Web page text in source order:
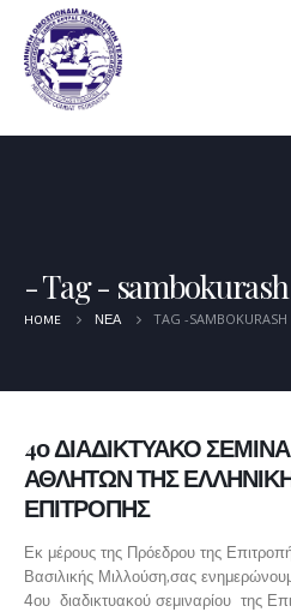
Tag - sambokurash
HOME ΝΈΑ TAG -SAMBOKURASH
4ο ΔΙΑΔΙΚΤΥΑΚΟ
ΑΘΛΗΤΩΝ ΤΗΣ
ΕΠΙΤΡΟΠΗΣ
Εκ μέρους της Πρόεδρου της
Βασιλικής Μιλλούση,σας
4ου διαδικτυακού σεμιναρίου της